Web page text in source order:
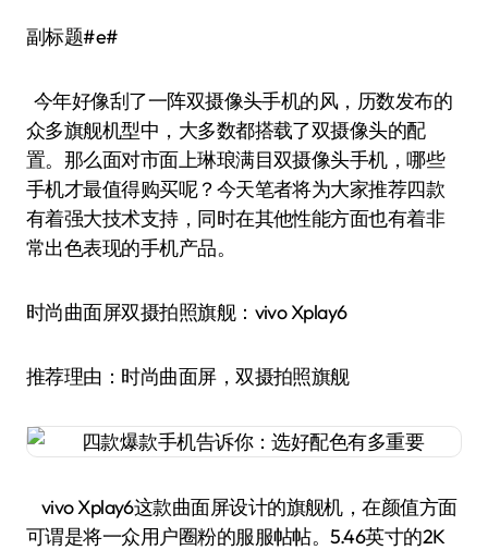
副标题#e#
今年好像刮了一阵双摄像头手机的风，历数发布的
众多旗舰机型中，大多数都搭载了双摄像头的配
置。那么面对市面上琳琅满目双摄像头手机，哪些
手机才最值得购买呢？今天笔者将为大家推荐四款
有着强大技术支持，同时在其他性能方面也有着非
常出色表现的手机产品。
时尚曲面屏双摄拍照旗舰：vivo Xplay6
推荐理由：时尚曲面屏，双摄拍照旗舰
vivo Xplay6这款曲面屏设计的旗舰机，在颜值方面
可谓是将一众用户圈粉的服服帖帖。5.46英寸的2K